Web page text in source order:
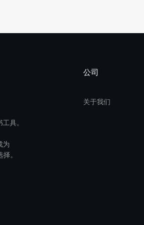
具。
为
。
公司
关于我们